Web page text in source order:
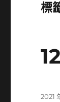
標
發
2021